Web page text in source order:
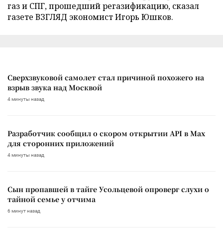
газ и СПГ, прошедший регазификацию, сказал
газете ВЗГЛЯД экономист Игорь Юшков.
Сверхзвуковой самолет стал причиной похожего на
взрыв звука над Москвой
4 минуты назад
Разработчик сообщил о скором открытии API в Max
для сторонних приложений
4 минуты назад
Сын пропавшей в тайге Усольцевой опроверг слухи о
тайной семье у отчима
6 минут назад